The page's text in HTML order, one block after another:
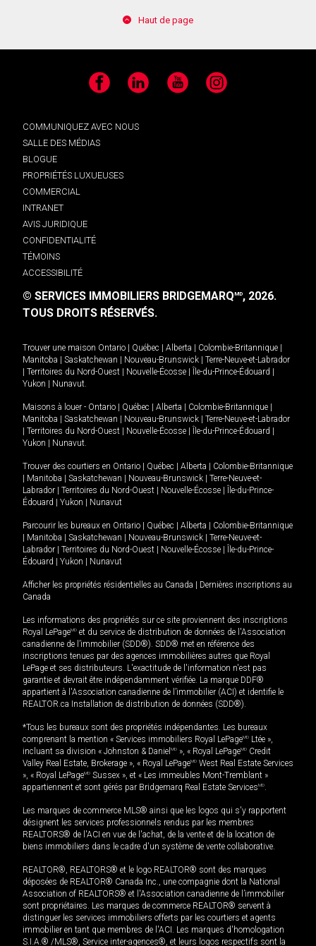
Haut de page
Facebook LinkedIn YouTube Instagram
COMMUNIQUEZ AVEC NOUS
SALLE DES MÉDIAS
BLOGUE
PROPRIÉTÉS LUXUEUSES
COMMERCIAL
INTRANET
AVIS JURIDIQUE
CONFIDENTIALITÉ
TÉMOINS
ACCESSIBILITÉ
© SERVICES IMMOBILIERS BRIDGEMARQMD, 2026.
TOUS DROITS RÉSERVÉS.
Trouver une maison Ontario Québec Alberta Colombie-Britannique
Manitoba
Saskatchewan Nouveau-Brunswick
Terre-Neuve-et-Labrador
Territoires du Nord-Ouest Nouvelle-Écosse Île-du-Prince-Édouard
Yukon
Nunavut.
Maisons à louer - Ontario Québec Alberta Colombie-Britannique
Manitoba
Saskatchewan Nouveau-Brunswick
Terre-Neuve-et-Labrador
Territoires du Nord-Ouest Nouvelle-Écosse Île-du-Prince-Édouard
Yukon
Nunavut.
Trouver des courtiers en Ontario Québec Alberta
Colombie-Britannique
Manitoba Saskatchewan Nouveau-Brunswick
Terre-Neuve-et-
Labrador
Territoires du Nord-Ouest Nouvelle-Écosse
Île-du-Prince-
Édouard
Yukon Nunavut
Parcourir les bureaux en Ontario Québec Alberta
Colombie-Britannique
Manitoba Saskatchewan Nouveau-Brunswick
Terre-Neuve-et-
Labrador
Territoires du Nord-Ouest Nouvelle-Écosse
Île-du-Prince-
Édouard
Yukon Nunavut
Afficher les propriétés résidentielles au Canada
Dernières inscriptions au
Canada
Les informations des propriétés sur ce site proviennent des inscriptions
Royal LePageMD et du service de distribution de données de l'Association
canadienne de l’immobilier (SDD®). SDD® met en référence des
inscriptions tenues par des agences immobilières autres que Royal
LePage et ses distributeurs. L'exactitude de l'information n'est pas
garantie et devrait être indépendamment vérifiée. La marque DDF®
appartient à l'Association canadienne de l’immobilier (ACI) et identifie le
REALTOR.ca Installation de distribution de données (SDD®).
*Tous les bureaux sont des propriétés indépendantes. Les bureaux
comprenant la mention « Services immobiliers Royal LePageMD Ltée »,
incluant sa division « Johnston & Daniel MD », « Royal LePageMD Credit
Valley Real Estate, Brokerage », « Royal LePageMD West Real Estate Services
», « Royal LePageMD Sussex », et « Les immeubles Mont-Tremblant »
appartiennent et sont gérés par Bridgemarq Real Estate ServicesMD.
Les marques de commerce MLS® ainsi que les logos qui s'y rapportent
désignent les services professionnels rendus par les membres
REALTORS® de l'ACI en vue de l'achat, de la vente et de la location de
biens immobiliers dans le cadre d'un système de vente collaborative.
REALTOR®, REALTORS® et le logo REALTOR® sont des marques
déposées de REALTOR® Canada Inc., une compagnie dont la National
Association of REALTORS® et l'Association canadienne de l’immobilier
sont propriétaires. Les marques de commerce REALTOR® servent à
distinguer les services immobiliers offerts par les courtiers et agents
immobilier en tant que membres de l'ACI. Les marques d'homologation
S.I.A.® /MLS®, Service inter-agences®, et leurs logos respectifs sont la